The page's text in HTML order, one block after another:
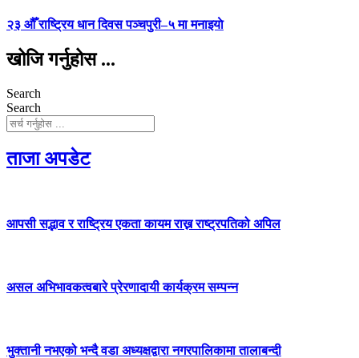
२३ औँ राष्ट्रिय धान दिवस पञ्चपुरी–५ मा मनाइयाे
खोजि गर्नुहोस ...
Search
Search
ताजा अपडेट
आपसी सद्भाव र राष्ट्रिय एकता कायम राख्न राष्ट्रपतिको अपिल
असल अभिभावकत्वबारे प्रेरणादायी कार्यक्रम सम्पन्न
भुक्तानी नभएको भन्दै वडा अध्यक्षद्वारा नगरपालिकामा तालाबन्दी